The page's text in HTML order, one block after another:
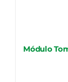
Módulo